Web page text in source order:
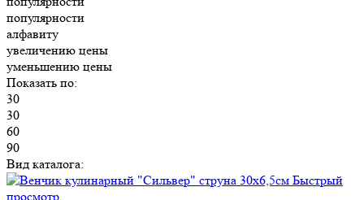
популярности
алфавиту
увеличению цены
уменьшению цены
Показать по:
30
30
60
90
Вид каталога:
Быстрый
просмотр